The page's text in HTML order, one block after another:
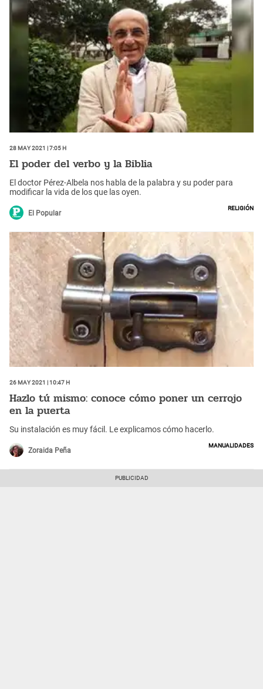
28 May 2021 | 7:05 h
El poder del verbo y la Biblia
El doctor Pérez-Albela nos habla de la palabra y su poder para
modificar la vida de los que las oyen.
El Popular
Religión
26 May 2021 | 10:47 h
Hazlo tú mismo: conoce cómo poner un cerrojo
en la puerta
Su instalación es muy fácil. Le explicamos cómo hacerlo.
Zoraida Peña
manualidades